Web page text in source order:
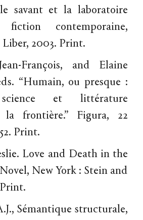
savant et la laboratoire
contemporaine,
2003. Print.
François, and Elaine
“Humain, ou presque :
et littérature
la frontière.” Figura, 22
Print.
Love and Death in the
New York : Stein and
Print.
Sémantique structurale,